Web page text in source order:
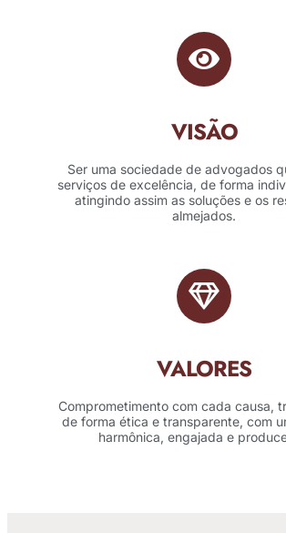
VISÃO
Ser uma sociedade de advogados
serviços de excelência, de forma
atingindo assim as soluções e os
almejados.
VALORES
Comprometimento com cada causa,
de forma ética e transparente, com
harmônica, engajada e